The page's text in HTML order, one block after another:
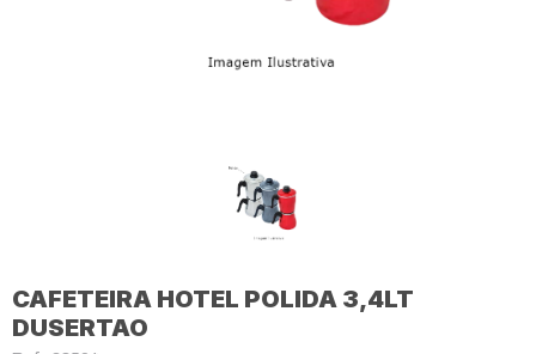
CAFETEIRA HOTEL POLIDA 3,4LT
DUSERTAO